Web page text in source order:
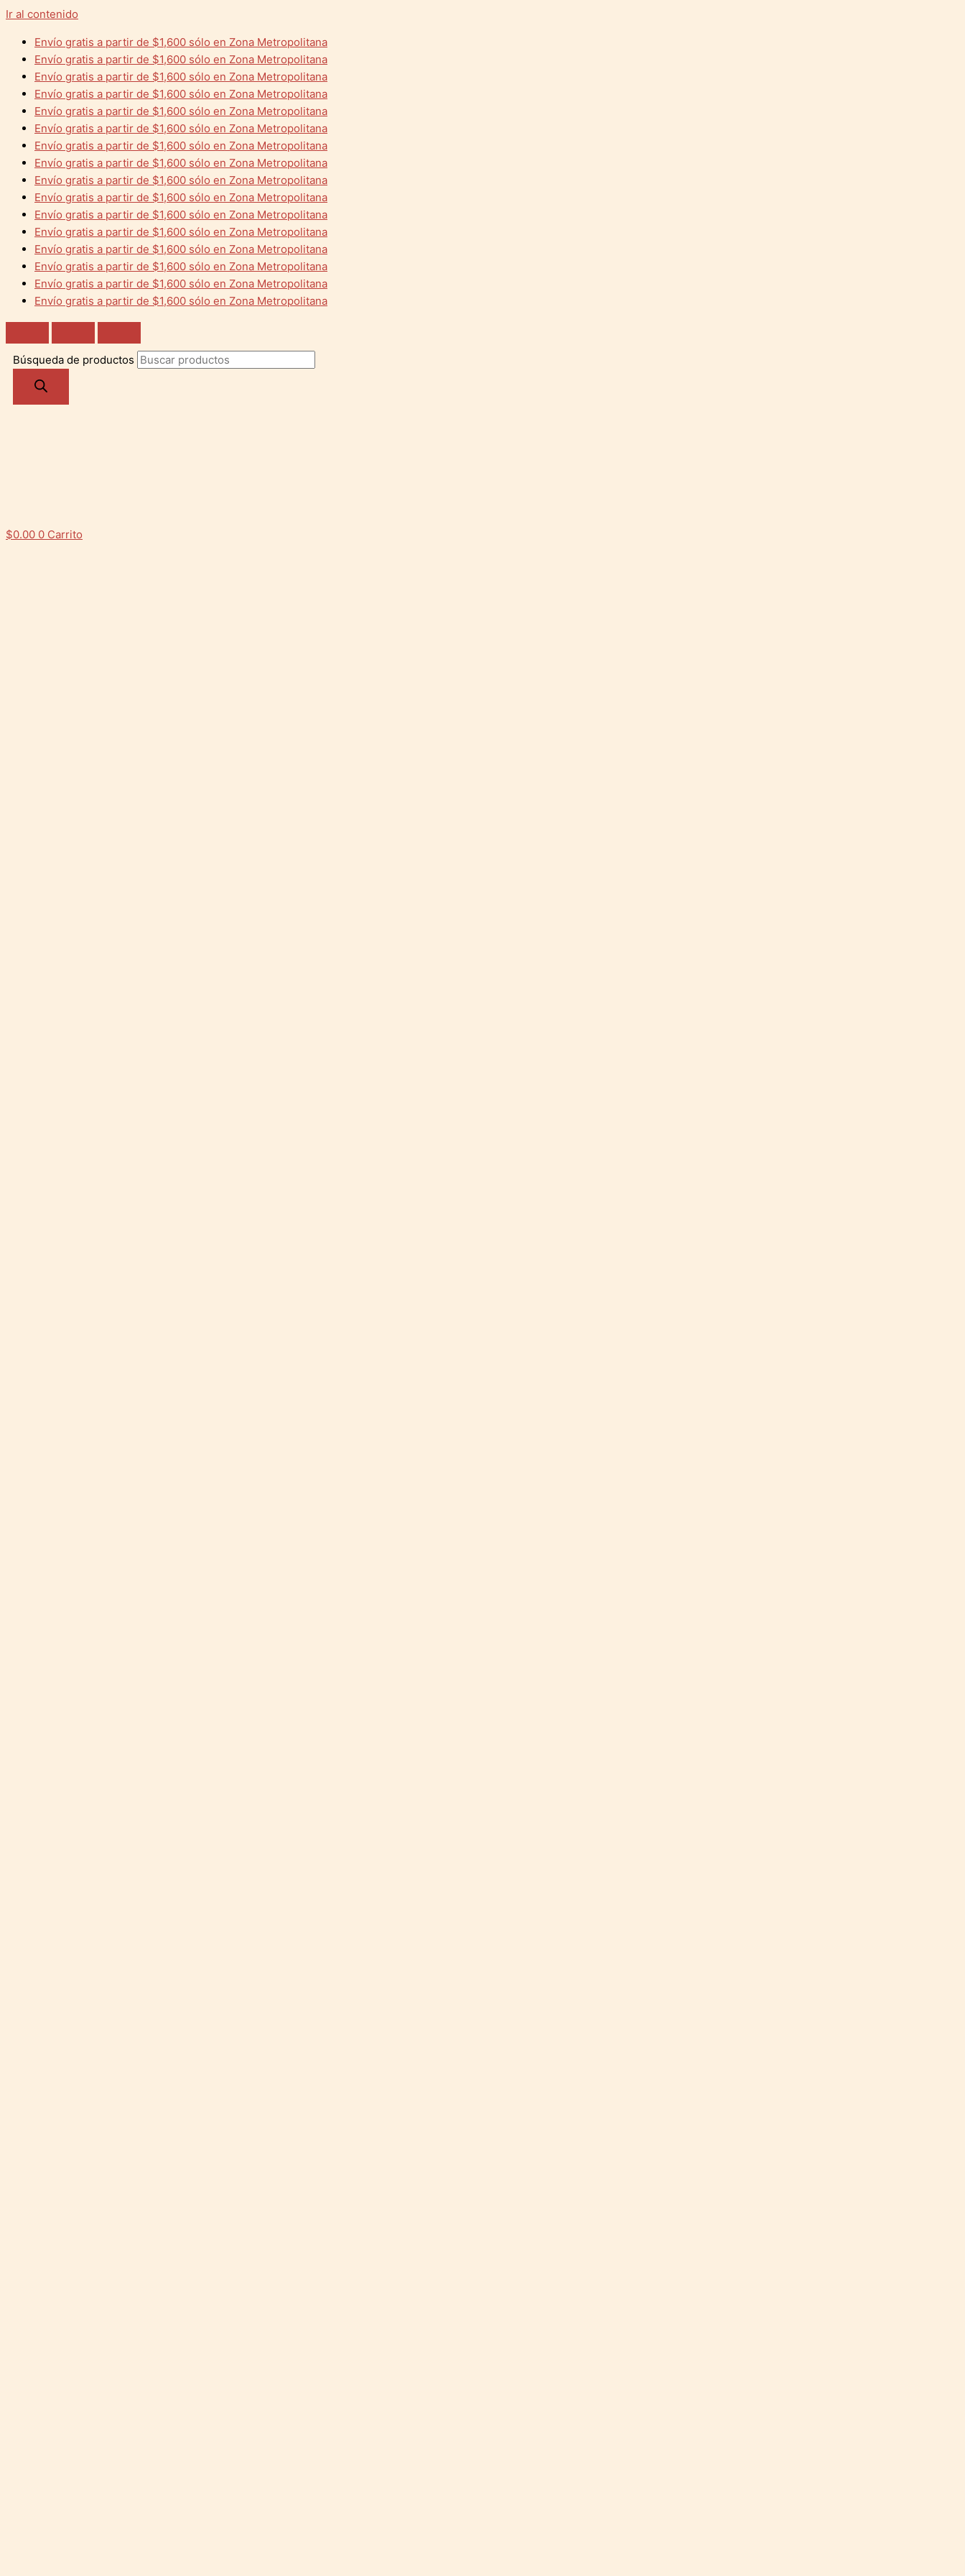
Ir al contenido
Envío gratis a partir de $1,600 sólo en Zona Metropolitana
Envío gratis a partir de $1,600 sólo en Zona Metropolitana
Envío gratis a partir de $1,600 sólo en Zona Metropolitana
Envío gratis a partir de $1,600 sólo en Zona Metropolitana
Envío gratis a partir de $1,600 sólo en Zona Metropolitana
Envío gratis a partir de $1,600 sólo en Zona Metropolitana
Envío gratis a partir de $1,600 sólo en Zona Metropolitana
Envío gratis a partir de $1,600 sólo en Zona Metropolitana
Envío gratis a partir de $1,600 sólo en Zona Metropolitana
Envío gratis a partir de $1,600 sólo en Zona Metropolitana
Envío gratis a partir de $1,600 sólo en Zona Metropolitana
Envío gratis a partir de $1,600 sólo en Zona Metropolitana
Envío gratis a partir de $1,600 sólo en Zona Metropolitana
Envío gratis a partir de $1,600 sólo en Zona Metropolitana
Envío gratis a partir de $1,600 sólo en Zona Metropolitana
Envío gratis a partir de $1,600 sólo en Zona Metropolitana
Búsqueda de productos
$0.00 0 Carrito